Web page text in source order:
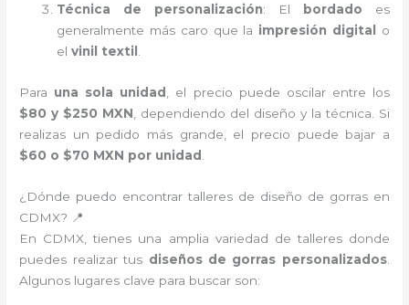
Técnica de personalización: El bordado es
generalmente más caro que la impresión digital
o
elvinil textil
Para una sola unidad
, el precio puede oscilar entre los
$80 y $250 MXN , dependiendo del diseño y la técnica. Si
realizas un pedido más grande, el precio puede bajar a
$60 o $70 MXN por unidad
¿Dónde puedo encontrar talleres de diseño de gorras en
CDMX? 📍
En CDMX, tienes una amplia variedad de talleres donde
puedes realizar tus diseños de gorras personalizados.
Algunos lugares clave para buscar son: